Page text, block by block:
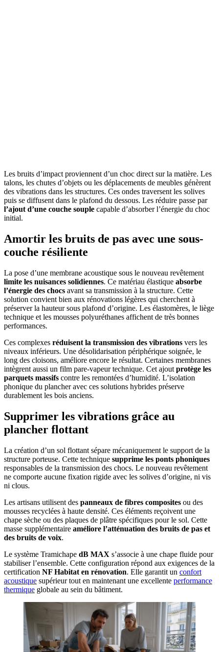
Les bruits d’impact proviennent d’un choc direct sur la matière. Les
talons, les chutes d’objets ou les déplacements de meubles génèrent
des vibrations dans les structures. Ces ondes traversent les solives
puis se diffusent dans le plafond du dessous. Les réduire passe par
l’ajout d’une couche souple capable d’absorber l’énergie du choc
initial.
Amortir les bruits de pas avec une sous-
couche résiliente
La pose d’une membrane acoustique sous le nouveau revêtement
limite les nuisances solidiennes. Ce matériau élastique absorbe
l’énergie des chocs avant sa transmission à la structure. Cette
solution convient bien aux rénovations légères qui cherchent à
préserver la hauteur sous plafond d’origine. Les élastomères, le liège
technique et les mousses polyuréthanes affichent de très bonnes
performances.
Ces complexes réduisent la transmission des vibrations vers les
niveaux inférieurs. Une désolidarisation périphérique soignée, le
long des cloisons, améliore encore le résultat. Certaines membranes
intègrent aussi un film pare-vapeur technique. Cet ajout protège les
parquets massifs contre les remontées d’humidité. L’isolation
phonique du plancher avec ces solutions hybrides préserve
durablement les bois anciens.
Supprimer les vibrations grâce au
plancher flottant
La création d’un sol flottant sépare mécaniquement le support de la
structure porteuse. Cette technique supprime les ponts phoniques
responsables de la transmission des chocs. Le nouveau revêtement
ne comporte aucune fixation rigide avec les solives d’origine, ni vis
ni clous.
Les artisans utilisent des panneaux de fibres composites ou des
mousses recyclées à haute densité. Ces éléments reçoivent une
chape sèche ou des plaques de plâtre spécifiques pour le sol. Cette
masse supplémentaire améliore l’atténuation des bruits de pas et
des bruits de voix.
Le système Tramichape dB MAX s’associe à une chape fluide pour
stabiliser l’ensemble. Cette configuration répond aux exigences de la
certification NF Habitat en rénovation. Elle garantit un confort
acoustique supérieur tout en maintenant une excellente performance
thermique globale au sein du bâtiment.